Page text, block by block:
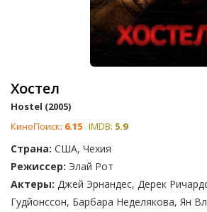
Хостел
Hostel (2005)
КиноПоиск: 6.15 IMDB: 5.9
Страна: США, Чехия
Режиссер: Элай Рот
Актеры: Джей Эрнандес, Дерек
Гудйонссон, Барбара Неделякова, Ян